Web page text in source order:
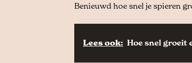
Benieuwd hoe snel je spieren
Lees ook: Hoe snel groeit